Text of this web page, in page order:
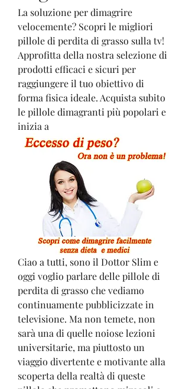
La soluzione per dimagrire
velocemente? Scopri le migliori
pillole di perdita di grasso sulla tv!
Approfitta della nostra selezione di
prodotti efficaci e sicuri per
raggiungere il tuo obiettivo di
forma fisica ideale. Acquista subito
le pillole dimagranti più popolari e
inizia a
Ciao a tutti, sono il Dottor Slim e
oggi voglio parlare delle pillole di
perdita di grasso che vediamo
continuamente pubblicizzate in
televisione. Ma non temete, non
sarà una di quelle noiose lezioni
universitarie, ma piuttosto un
viaggio divertente e motivante alla
scoperta della realtà di queste